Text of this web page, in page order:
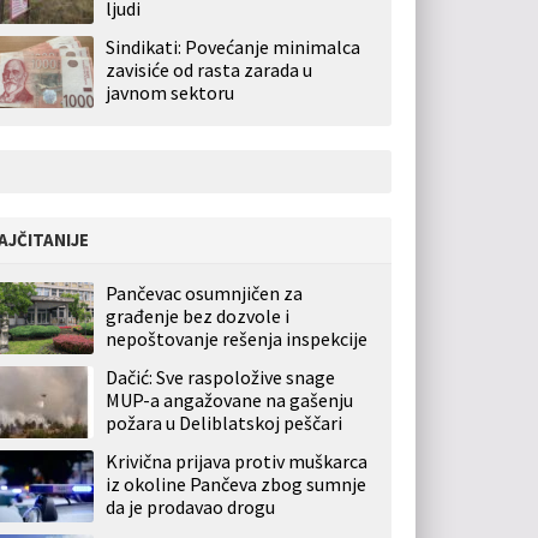
ljudi
Sindikati: Povećanje minimalca
zavisiće od rasta zarada u
javnom sektoru
Pančevac osumnjičen za
građenje bez dozvole i
nepoštovanje rešenja inspekcije
Dačić: Sve raspoložive snage
MUP-a angažovane na gašenju
požara u Deliblatskoj peščari
Krivična prijava protiv muškarca
iz okoline Pančeva zbog sumnje
da je prodavao drogu